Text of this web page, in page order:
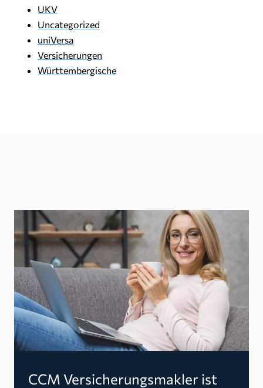
UKV
Uncategorized
uniVersa
Versicherungen
Württembergische
CCM Versicherungsmakler ist